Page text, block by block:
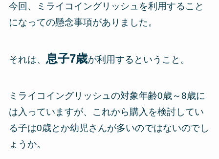
今回、ミライコイングリッシュを利用すること
になっての懸念事項がありました。
それは、 息子7歳が利用するということ。
ミライコイングリッシュの対象年齢0歳～8歳に
は入っていますが、これから購入を検討してい
る子は0歳とか幼児さんが多いのではないのでし
ょうか。